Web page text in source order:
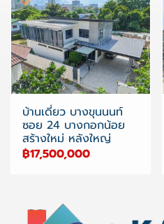
บ้านเดี่ยว บางขุนนนท์
ซอย 24 บางกอกน้อย
สร้างใหม่ หลังใหญ่
฿17,500,000